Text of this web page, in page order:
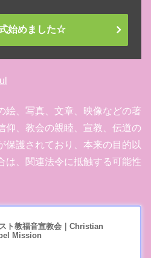
始めました☆
絵、写真、文章、映像などの著
仰、教会の親睦、宣教、伝道の
保護されており、本来の目的以
は、関連法令に抵触する可能性
ト教福音宣教会｜Christian
Mission